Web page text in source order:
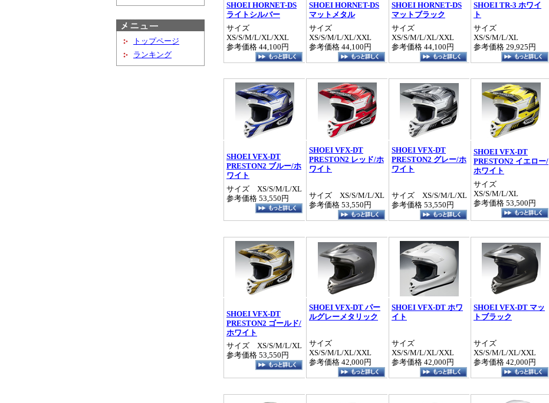
トップページ
ランキング
SHOEI HORNET-DS
ライトシルバー
サイズ
XS/S/M/L/XL/XXL
参考価格 44,100円
SHOEI HORNET-DS
マットメタル
サイズ
XS/S/M/L/XL/XXL
参考価格 44,100円
SHOEI HORNET-DS
マットブラック
サイズ
XS/S/M/L/XL/XXL
参考価格 44,100円
SHOEI TR-3 ホワイ
ト
サイズ
XS/S/M/L/XL
参考価格 29,925円
SHOEI VFX-DT
PRESTON2 ブルー/ホ
ワイト
サイズ XS/S/M/L/XL
参考価格 53,550円
SHOEI VFX-DT
PRESTON2 レッド/ホ
ワイト
サイズ XS/S/M/L/XL
参考価格 53,550円
SHOEI VFX-DT
PRESTON2 グレー/ホ
ワイト
サイズ XS/S/M/L/XL
参考価格 53,550円
SHOEI VFX-DT
PRESTON2 イエロー/
ホワイト
サイズ
XS/S/M/L/XL
参考価格 53,500円
SHOEI VFX-DT
PRESTON2 ゴールド/
ホワイト
サイズ XS/S/M/L/XL
参考価格 53,550円
SHOEI VFX-DT パー
ルグレーメタリック
サイズ
XS/S/M/L/XL/XXL
参考価格 42,000円
SHOEI VFX-DT ホワ
イト
サイズ
XS/S/M/L/XL/XXL
参考価格 42,000円
SHOEI VFX-DT マッ
トブラック
サイズ
XS/S/M/L/XL/XXL
参考価格 42,000円